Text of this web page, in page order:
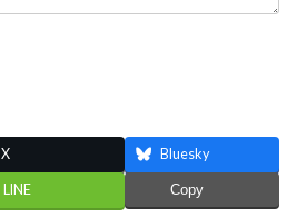
X Bluesky
LINE Copy